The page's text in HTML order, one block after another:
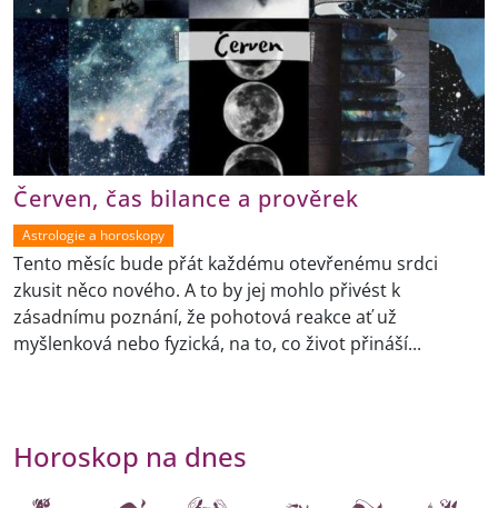
Červen, čas bilance a prověrek
Astrologie a horoskopy
Tento měsíc bude přát každému otevřenému srdci
zkusit něco nového. A to by jej mohlo přivést k
zásadnímu poznání, že pohotová reakce ať už
myšlenková nebo fyzická, na to, co život přináší...
Horoskop na dnes